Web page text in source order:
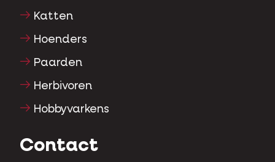
Katten
Hoenders
Paarden
Herbivoren
Hobbyvarkens
Contact